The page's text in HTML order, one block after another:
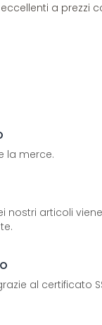
a prezzi
la merce.
nostri articoli
al certificato